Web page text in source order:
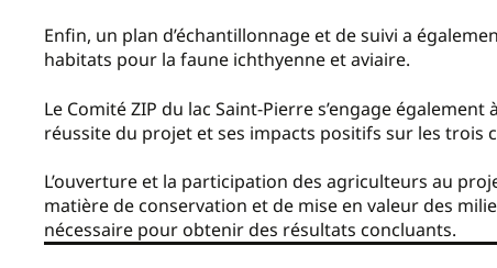
Enfin, un plan d’échantillonnage et de suivi a
habitats pour la faune ichthyenne et aviaire.
Le Comité ZIP du lac Saint-Pierre s’engage
réussite du projet et ses impacts positifs sur les trois
L’ouverture et la participation des agriculteurs au
matière de conservation et de mise en valeur des
nécessaire pour obtenir des résultats concluants.